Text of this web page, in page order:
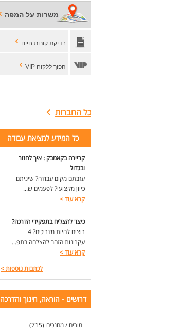
משרות על המפה
בדיקת קורות חיים
הפוך ללקוח VIP
כל החברות
כל המידע למציאת עבודה
קריירה בקאמבק : איך לחזור
ובגדול
עזבתם מקום עבודה? שיניתם
כיוון מקצועי? לפעמים ש...
קרא עוד>
כיצד להצליח בתפקידי הדרכה?
רוצים להיות מדריכים? 4
עקרונות הזהב להצלחה בתפ...
קרא עוד>
לכתבות נוספות>
דרושים - הוראה, חינוך והדרכה
מורים / מחנכים (715)